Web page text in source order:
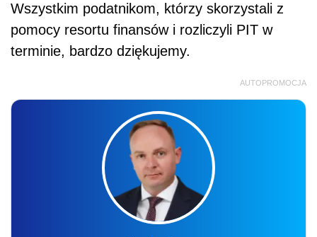
Wszystkim podatnikom, którzy skorzystali z
pomocy resortu finansów i rozliczyli PIT w
terminie, bardzo dziękujemy.
AUTOPROMOCJA